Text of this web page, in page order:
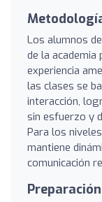
Los alumnos
de la academia
experiencia
las clases se
interacción,
sin esfuerzo y
Para los
mantiene
comunicación